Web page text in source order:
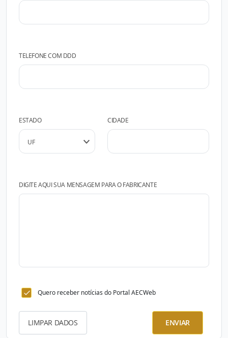
TELEFONE COM DDD
ESTADO CIDADE
DIGITE AQUI SUA MENSAGEM PARA O FABRICANTE
Quero receber notícias do Portal AECWeb
LIMPAR DADOS ENVIAR